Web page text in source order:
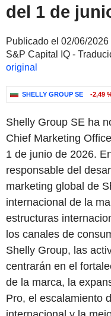
del 1 de
Publicado el 02/06/2026
S&P Capital IQ -
original
SHELLY GROUP SE -2,49
Shelly Group SE ha
Chief Marketing
1 de junio de 2026.
responsable del
marketing global de
internacional de la
estructuras
los canales de
Shelly Group, las
centrarán en el
de la marca, la
Pro, el escalamiento